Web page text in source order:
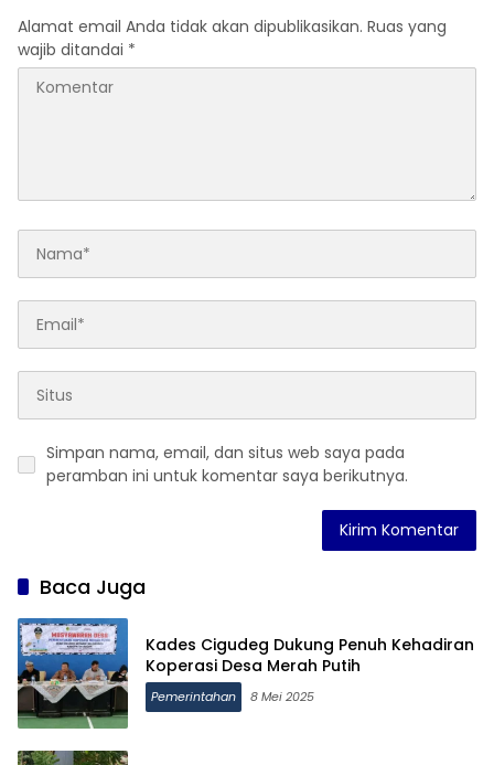
Alamat email Anda tidak akan dipublikasikan. Ruas yang
wajib ditandai *
Simpan nama, email, dan situs web saya pada
peramban ini untuk komentar saya berikutnya.
Baca Juga
Kades Cigudeg Dukung Penuh Kehadiran
Koperasi Desa Merah Putih
Pemerintahan 8 Mei 2025